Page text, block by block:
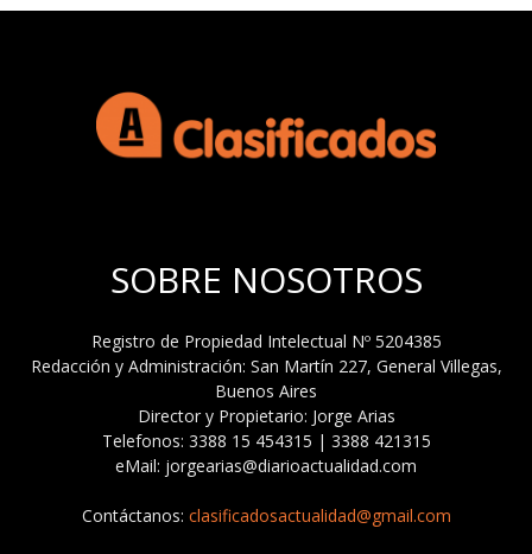
SOBRE NOSOTROS
Registro de Propiedad Intelectual Nº 5204385
Redacción y Administración: San Martín 227, General Villegas,
Buenos Aires
Director y Propietario: Jorge Arias
Telefonos: 3388 15 454315 | 3388 421315
eMail: jorgearias@diarioactualidad.com
Contáctanos: clasificadosactualidad@gmail.com